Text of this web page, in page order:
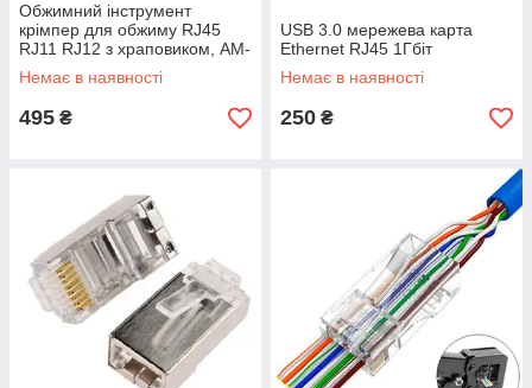
Обжимний інструмент
крімпер для обжиму RJ45
RJ11 RJ12 з храповиком, AM-
318
Немає в наявності
495 ₴
USB 3.0 мережева карта
Ethernet RJ45 1Гбіт
Немає в наявності
250 ₴